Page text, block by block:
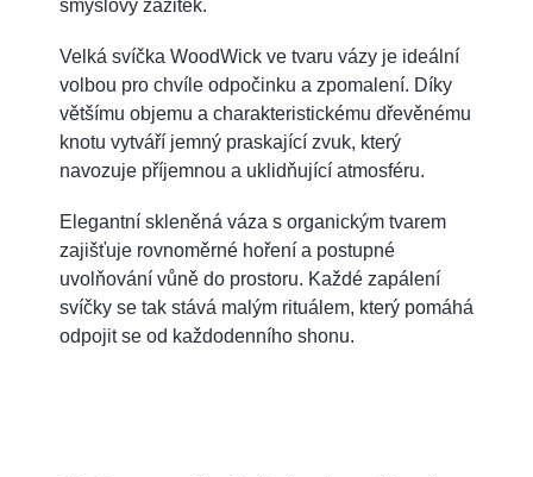
smyslový zážitek.
Velká svíčka WoodWick ve tvaru vázy je ideální
volbou pro chvíle odpočinku a zpomalení. Díky
většímu objemu a charakteristickému dřevěnému
knotu vytváří jemný praskající zvuk, který
navozuje příjemnou a uklidňující atmosféru.
Elegantní skleněná váza s organickým tvarem
zajišťuje rovnoměrné hoření a postupné
uvolňování vůně do prostoru. Každé zapálení
svíčky se tak stává malým rituálem, který pomáhá
odpojit se od každodenního shonu.